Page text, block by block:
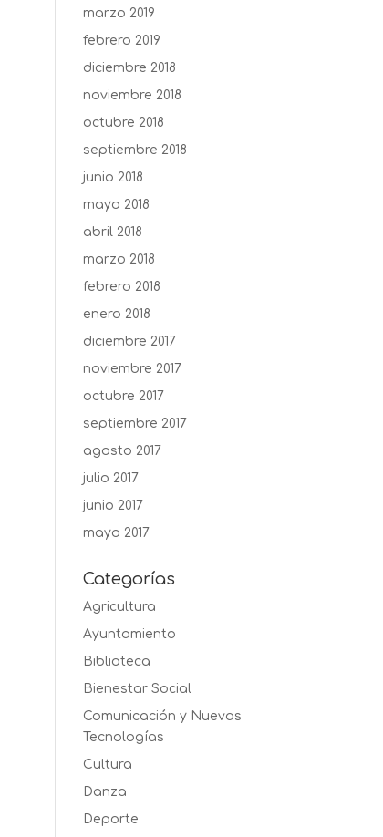
marzo 2019
febrero 2019
diciembre 2018
noviembre 2018
octubre 2018
septiembre 2018
junio 2018
mayo 2018
abril 2018
marzo 2018
febrero 2018
enero 2018
diciembre 2017
noviembre 2017
octubre 2017
septiembre 2017
agosto 2017
julio 2017
junio 2017
mayo 2017
Categorías
Agricultura
Ayuntamiento
Biblioteca
Bienestar Social
Comunicación y Nuevas
Tecnologías
Cultura
Danza
Deporte